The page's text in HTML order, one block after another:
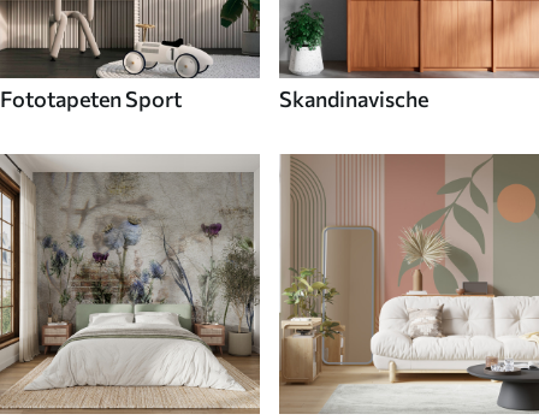
Fototapeten Sport Skandinavische